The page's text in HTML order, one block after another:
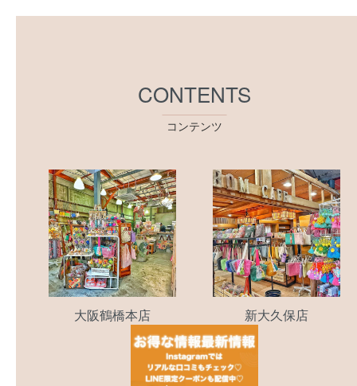
CONTENTS
コンテンツ
大阪鶴橋本店 新大久保店